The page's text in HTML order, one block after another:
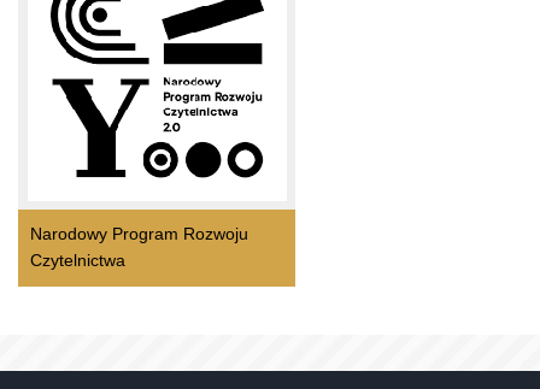
Narodowy Program Rozwoju
Czytelnictwa